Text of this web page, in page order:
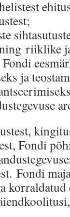
riiklike
ja
Fondi
Fondi